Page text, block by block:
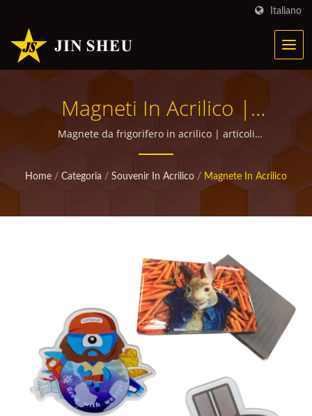
Italiano
Magneti In Acrilico |
Prodotti Metallici
Personalizzati Per
Campagne Di Marketing
Magnete da frigorifero in acrilico | articoli
promozionali personalizzati di alta qualità per omaggi
Home / Categoria / Souvenir In Acrilico / Magnete In Acrilico